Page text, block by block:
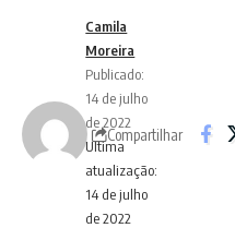
Ultima
atualização:
14 de julho
de 2022
Camila
Moreira
Publicado:
14 de julho
de 2022
Compartilhar